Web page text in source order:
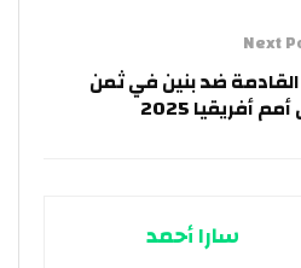
Next
ضد بنين في ثمن
أفريقيا 2025
سارا أحمد